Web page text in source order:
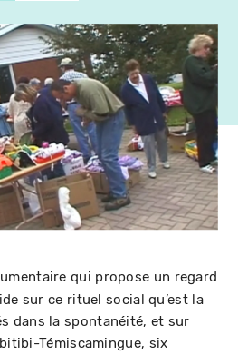
qui propose un regard
sur ce rituel social qu’est la
dans la spontanéité, et sur
Témiscamingue, six